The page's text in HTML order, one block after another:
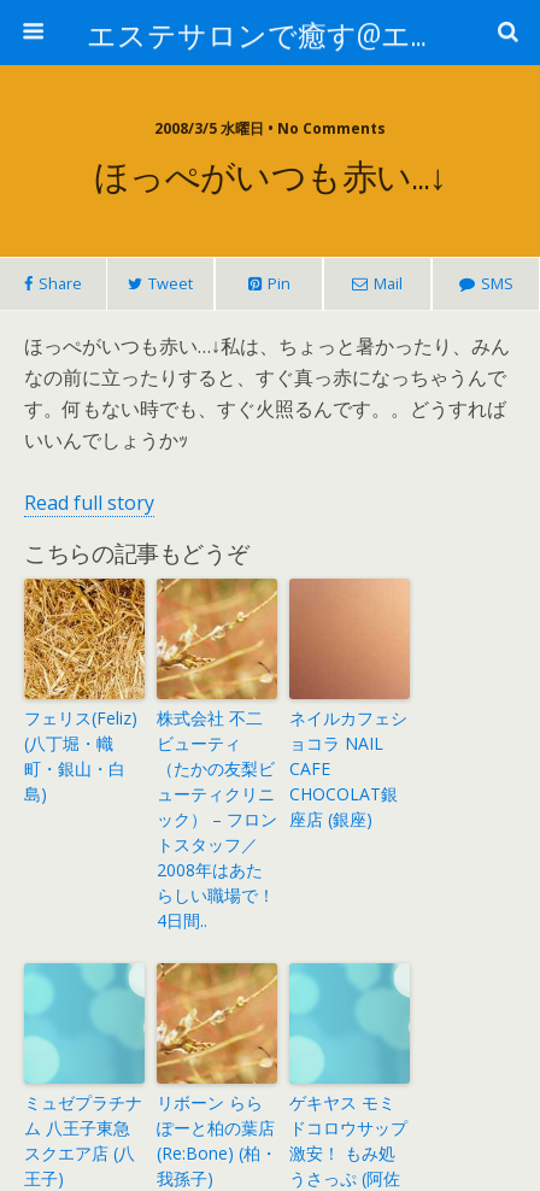
エステサロンで癒す@エステ～全国エステ情報
2008/3/5 水曜日 • No Comments
ほっぺがいつも赤い…↓
Share Tweet Pin Mail SMS
ほっぺがいつも赤い…↓私は、ちょっと暑かったり、みん
なの前に立ったりすると、すぐ真っ赤になっちゃうんで
す。何もない時でも、すぐ火照るんです。。どうすれば
いいんでしょうかｯ
Read full story
こちらの記事もどうぞ
フェリス(Feliz)
(八丁堀・幟
町・銀山・白
島)
株式会社 不二
ビューティ
（たかの友梨ビ
ューティクリニ
ック） – フロン
トスタッフ／
2008年はあた
らしい職場で！
4日間..
ネイルカフェシ
ョコラ NAIL
CAFE
CHOCOLAT銀
座店 (銀座)
ミュゼプラチナ
ム 八王子東急
スクエア店 (八
王子)
リボーン らら
ぽーと柏の葉店
(Re:Bone) (柏・
我孫子)
ゲキヤス モミ
ドコロウサップ
激安！ もみ処
うさっぷ (阿佐